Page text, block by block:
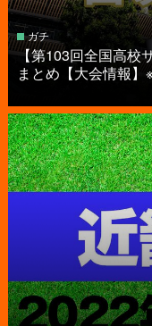
ガチ
【第103回全国高校
まとめ【大会情報】